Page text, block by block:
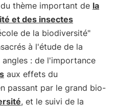
thème important de la
et des insectes
de la biodiversité"
à l'étude de la
: de l'importance
aux effets du
passant par le grand bio-
, et le suivi de la